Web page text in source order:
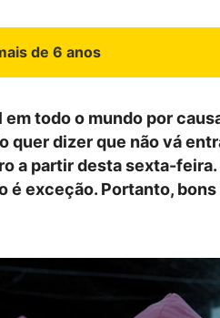
de 6 anos
em todo o mundo por
quer dizer que não vá
a partir desta sexta-
é exceção. Portanto,